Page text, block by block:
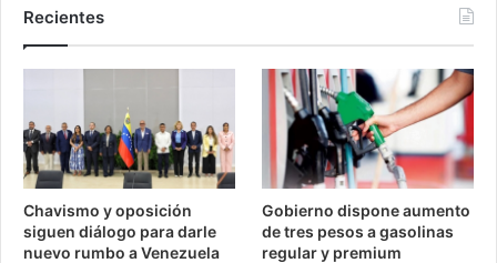
Recientes
Chavismo y oposición
siguen diálogo para darle
nuevo rumbo a Venezuela
Gobierno dispone aumento
de tres pesos a gasolinas
regular y premium